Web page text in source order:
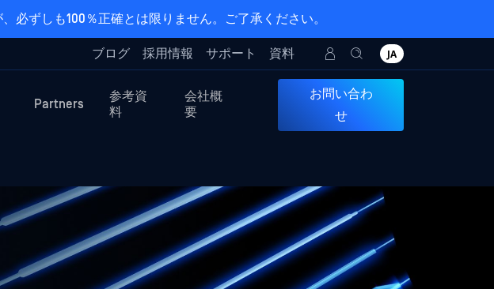
必ずしも100％正確とは限りません。ご了承ください。
ブログ 採用情報 サポート 資料 JA
Partners
参考資
料
会社概
要
お問い合わ
せ